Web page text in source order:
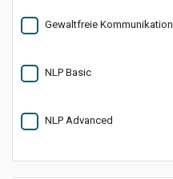
Gewaltfreie Kommunikation
NLP Basic
NLP Advanced